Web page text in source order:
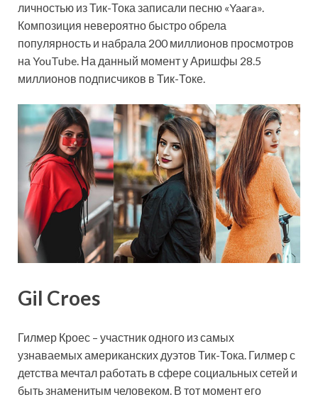
личностью из Тик-Тока записали песню «Yaara».
Композиция невероятно быстро обрела
популярность и набрала 200 миллионов просмотров
на YouTube. На данный момент у Аришфы 28.5
миллионов подписчиков в Тик-Токе.
Gil Croes
Гилмер Кроес – участник одного из самых
узнаваемых американских дуэтов Тик-Тока. Гилмер с
детства мечтал работать в сфере социальных сетей и
быть знаменитым человеком. В тот момент его